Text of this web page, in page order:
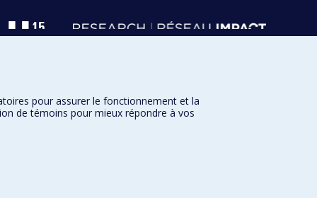
pour assurer le fonctionnement et la
de témoins pour mieux répondre à vos